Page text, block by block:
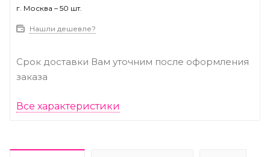
г. Москва – 50 шт.
Нашли дешевле?
Срок доставки Вам уточним после оформления
заказа
Все характеристики